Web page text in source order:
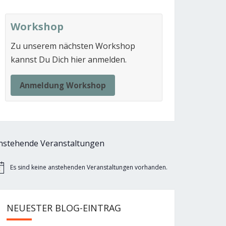
Workshop
Zu unserem nächsten Workshop
kannst Du Dich hier anmelden.
Anmeldung Workshop
Veranstaltungen
Es sind keine anstehenden Veranstaltungen vorhanden.
NEUESTER BLOG-EINTRAG